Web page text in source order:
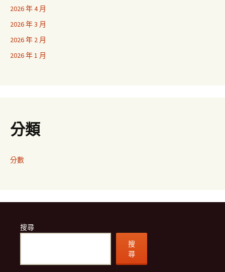
2026 年 4 月
2026 年 3 月
2026 年 2 月
2026 年 1 月
分類
分數
搜尋
搜
尋